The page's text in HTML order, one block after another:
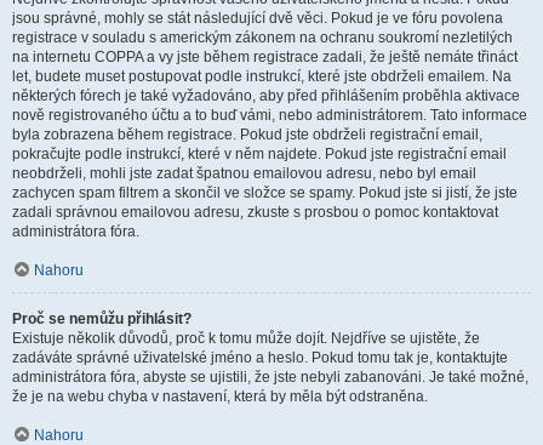
jsou správné, mohly se stát následující dvě věci. Pokud je ve fóru povolena
registrace v souladu s americkým zákonem na ochranu soukromí nezletilých
na internetu COPPA a vy jste během registrace zadali, že ještě nemáte třináct
let, budete muset postupovat podle instrukcí, které jste obdrželi emailem. Na
některých fórech je také vyžadováno, aby před přihlášením proběhla aktivace
nově registrovaného účtu a to buď vámi, nebo administrátorem. Tato informace
byla zobrazena během registrace. Pokud jste obdrželi registrační email,
pokračujte podle instrukcí, které v něm najdete. Pokud jste registrační email
neobdrželi, mohli jste zadat špatnou emailovou adresu, nebo byl email
zachycen spam filtrem a skončil ve složce se spamy. Pokud jste si jistí, že jste
zadali správnou emailovou adresu, zkuste s prosbou o pomoc kontaktovat
administrátora fóra.
Nahoru
Proč se nemůžu přihlásit?
Existuje několik důvodů, proč k tomu může dojít. Nejdříve se ujistěte, že
zadáváte správné uživatelské jméno a heslo. Pokud tomu tak je, kontaktujte
administrátora fóra, abyste se ujistili, že jste nebyli zabanováni. Je také možné,
že je na webu chyba v nastavení, která by měla být odstraněna.
Nahoru